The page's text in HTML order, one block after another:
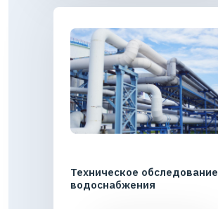
Техническое обследование
водоснабжения